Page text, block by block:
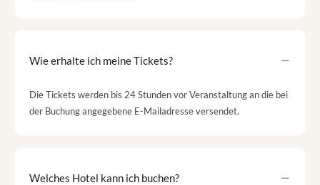
Wie erhalte ich meine Tickets?
Die Tickets werden bis 24 Stunden vor Veranstaltung an die bei
der Buchung angegebene E-Mailadresse versendet.
Welches Hotel kann ich buchen?